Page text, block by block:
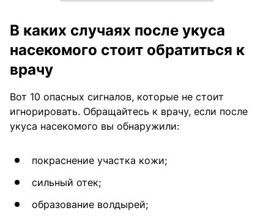
В каких случаях после укуса
насекомого стоит обратиться к
врачу
Вот 10 опасных сигналов, которые не стоит
игнорировать. Обращайтесь к врачу, если после
укуса насекомого вы обнаружили:
покраснение участка кожи;
сильный отек;
образование волдырей;